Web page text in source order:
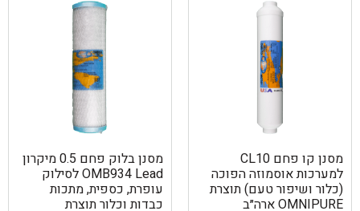
מסנן קו פחם CL10
למערכות אוסמוזה הפוכה
(כלור ושיפור טעם) תוצרת
OMNIPURE ארה״ב
מסנן בלוק פחם 0.5 מיקרון
OMB934 Lead לסילוק
עופרת, כספית, מתכות
כבדות וכלור תוצרת